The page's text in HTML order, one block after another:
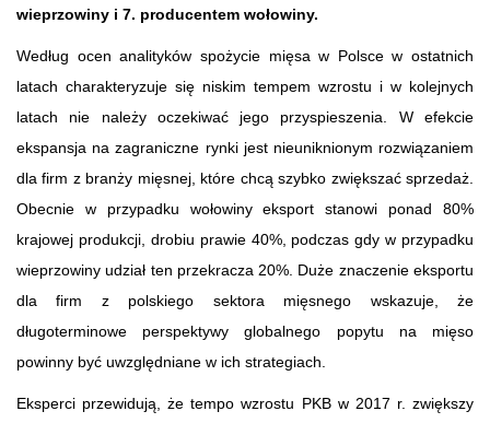
wieprzowiny i 7. producentem wołowiny.
Według ocen analityków spożycie mięsa w Polsce w ostatnich
latach charakteryzuje się niskim tempem wzrostu i w kolejnych
latach nie należy oczekiwać jego przyspieszenia. W efekcie
ekspansja na zagraniczne rynki jest nieuniknionym rozwiązaniem
dla firm z branży mięsnej, które chcą szybko zwiększać sprzedaż.
Obecnie w przypadku wołowiny eksport stanowi ponad 80%
krajowej produkcji, drobiu prawie 40%, podczas gdy w przypadku
wieprzowiny udział ten przekracza 20%. Duże znaczenie eksportu
dla firm z polskiego sektora mięsnego wskazuje, że
długoterminowe perspektywy globalnego popytu na mięso
powinny być uwzględniane w ich strategiach.
Eksperci przewidują, że tempo wzrostu PKB w 2017 r. zwiększy